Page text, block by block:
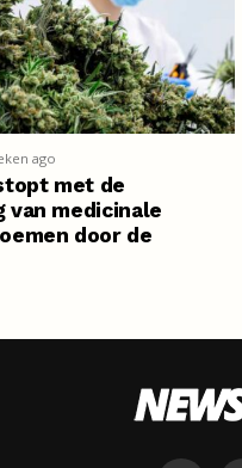
ago
met de
van medicinale
door de